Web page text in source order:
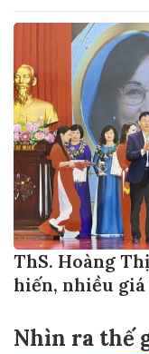
ThS. Hoàng
hiến, nhiều
Nhìn ra thế